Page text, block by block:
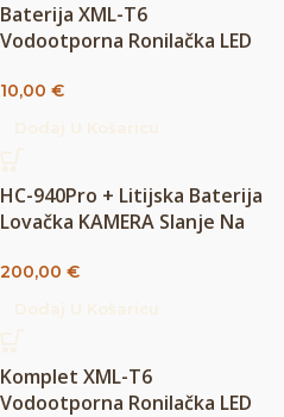
Baterija XML-T6
Vodootporna Ronilačka LED
Ronjenje
10,00 €
HC-940Pro + Litijska Baterija
Lovačka KAMERA Slanje Na
200,00 €
Komplet XML-T6
Vodootporna Ronilačka LED